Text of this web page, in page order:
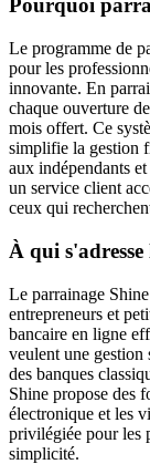
Pourquoi
Le programme de
pour les
innovante. En
chaque ouverture
mois offert. Ce
simplifie la gestion
aux indépendants
un service client
ceux qui
À qui
Le parrainage
entrepreneurs et
bancaire en ligne
veulent une gestion
des banques
Shine propose des
électronique et les
privilégiée pour les
simplicité.